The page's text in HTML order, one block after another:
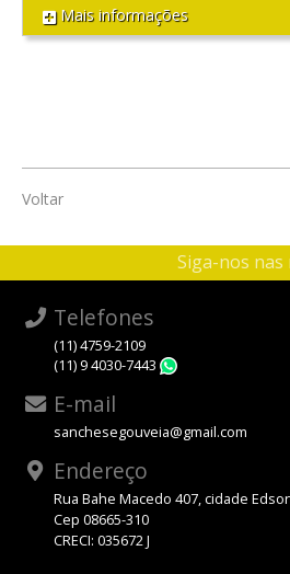
Mais informações
Voltar
Siga-nos nas
Telefones
(11) 4759-2109
(11) 9 4030-7443
E-mail
sanchesegouveia@gmail.com
Endereço
Rua Bahe Macedo 407, cidade
Cep 08665-310
CRECI: 035672 J